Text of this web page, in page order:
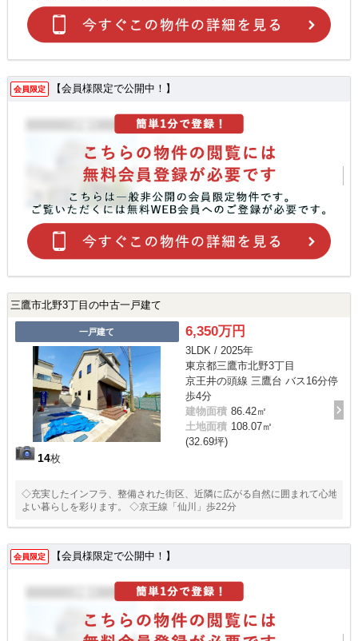
会員限定 【会員様限定で公開中！】
三鷹市北野3丁目の中古一戸建て
一戸建て
14枚
6,350万円
3LDK / 2025年
東京都三鷹市北野3丁目
京王井の頭線 三鷹台 バス16分停
歩4分
建物面積 86.42㎡
土地面積 108.07㎡
(32.69坪)
◇充実したインフラ、整備された街区、近隣に広がる自然に囲まれて心地
よい暮らしを彩ります。 ◇京王線「仙川」歩22分
会員限定 【会員様限定で公開中！】